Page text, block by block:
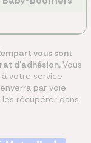
vous sont
d'adhésion.Vous
votre service
par voie
récupérer dans